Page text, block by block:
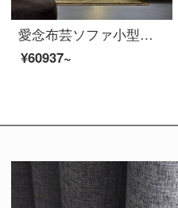
愛念布芸ソファ小型タイプ三人の羽毛回転角布ソファーセット意式軽い豪華客間家具
¥60937~